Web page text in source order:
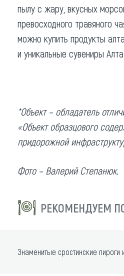
пылу с жару, вкусных
превосходного травяного
можно купить продукты
и уникальные сувениры
*Объект – обладатель
«Объект образцового
придорожной
Фото – Валерий Степанюк.
РЕКОМЕНДУЕМ
Знаменитые сростинские пироги